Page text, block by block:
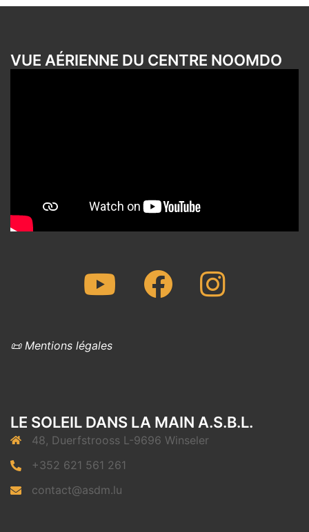
VUE AÉRIENNE DU CENTRE NOOMDO
Youtube Facebook
📜 Mentions légales
LE SOLEIL DANS LA MAIN A.S.B.L.
48, Duerfstrooss L-9696 Winseler
+352 621 561 261
contact@asdm.lu